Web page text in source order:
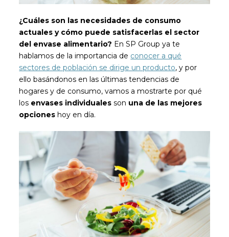
¿Cuáles son las necesidades de consumo
actuales y cómo puede satisfacerlas el sector
del envase alimentario? En SP Group ya te
hablamos de la importancia de conocer a qué
sectores de población se dirige un producto, y por
ello basándonos en las últimas tendencias de
hogares y de consumo, vamos a mostrarte por qué
los envases individuales son una de las mejores
opciones hoy en día.